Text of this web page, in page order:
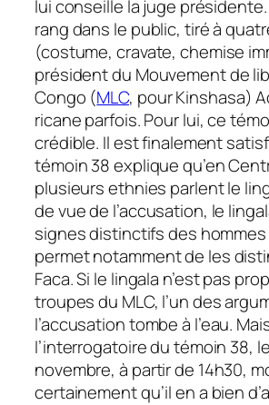
lui conseille la juge
rang dans le public, tiré à
(costume, cravate, chemise
président du Mouvement de
Congo (MLC, pour Kinshasa)
ricane parfois. Pour lui, ce
crédible. Il est finalement
témoin 38 explique qu’en
plusieurs ethnies parlent le
de vue de l’accusation, le
signes distinctifs des hommes
permet notamment de les
Faca. Si le lingala n’est pas
troupes du MLC, l’un des
l’accusation tombe à l’eau.
l’interrogatoire du témoin 38,
novembre, à partir de 14h30,
certainement qu’il en a bien